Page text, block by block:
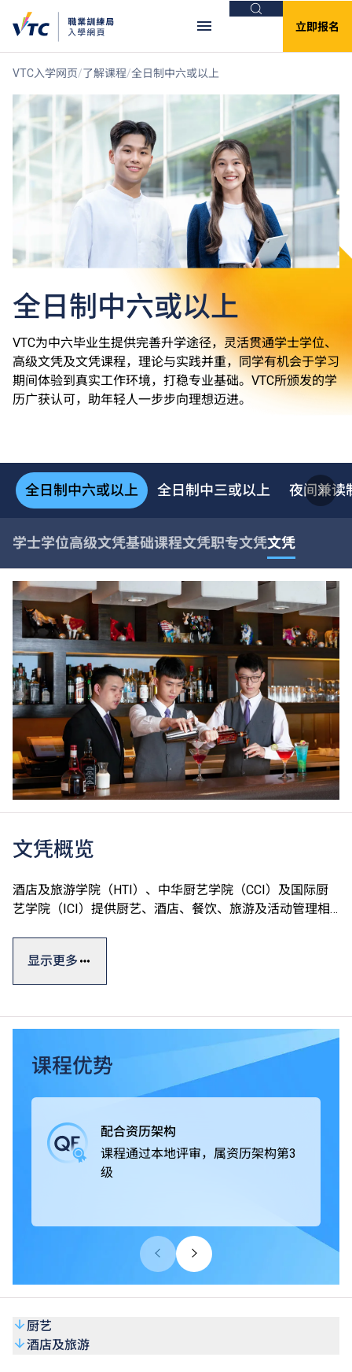
搜索
立即报名
VTC入学网页 了解课程 全日制中六或以上
全日制中六或以上
VTC为中六毕业生提供完善升学途径，灵活贯通学士学位、
高级文凭及文凭课程，理论与实践并重，同学有机会于学习
期间体验到真实工作环境，打稳专业基础。VTC所颁发的学
历广获认可，助年轻人一步步向理想迈进。
全日制中六或以上 全日制中三或以上 夜间兼读
学士学位高级文凭基础课程文凭职专文凭文凭
文凭概览
酒店及旅游学院（HTI）、中华厨艺学院（CCI）及国际厨
艺学院（ICI）提供厨艺、酒店、餐饮、旅游及活动管理相
学院设有完善的训练设施，包括T酒店（训练酒店）、中西
式训练餐厅、多国菜系训练厨房、葡萄酒研习室、咖啡训练
课程获本地及海外相关专业组织认可，毕业生可投身不同的
款待业机构，例如酒店及度假村、邮轮及主题乐园、餐饮集
团及食肆、私人会所及展览、航空公司及旅行社、餐饮及葡
显示更多
课程优势
配合资历架构
课程通过本地评审，属资历架构第3
级
厨艺
酒店及旅游